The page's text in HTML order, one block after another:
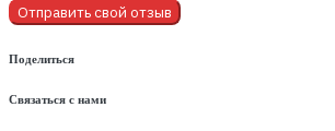
Отправить свой отзыв
Поделиться
Связаться с нами